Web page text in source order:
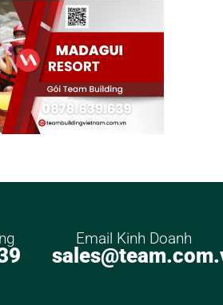
Email Kinh Doanh